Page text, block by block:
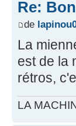
Re:
de
La
est de la
rétros,
LA